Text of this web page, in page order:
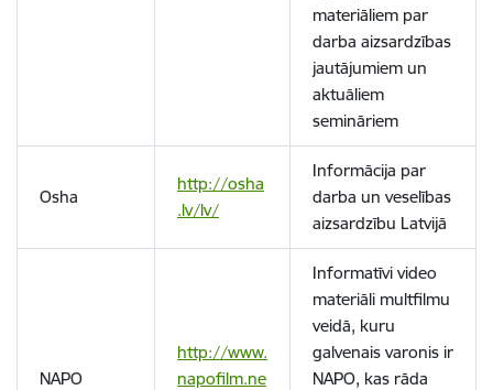
materiāliem par
darba aizsardzības
jautājumiem un
aktuāliem
semināriem
Osha
http://osha
.lv/lv/
Informācija par
darba un veselības
aizsardzību Latvijā
NAPO
http://www.
napofilm.ne
Informatīvi video
materiāli multfilmu
veidā, kuru
galvenais varonis ir
NAPO, kas rāda